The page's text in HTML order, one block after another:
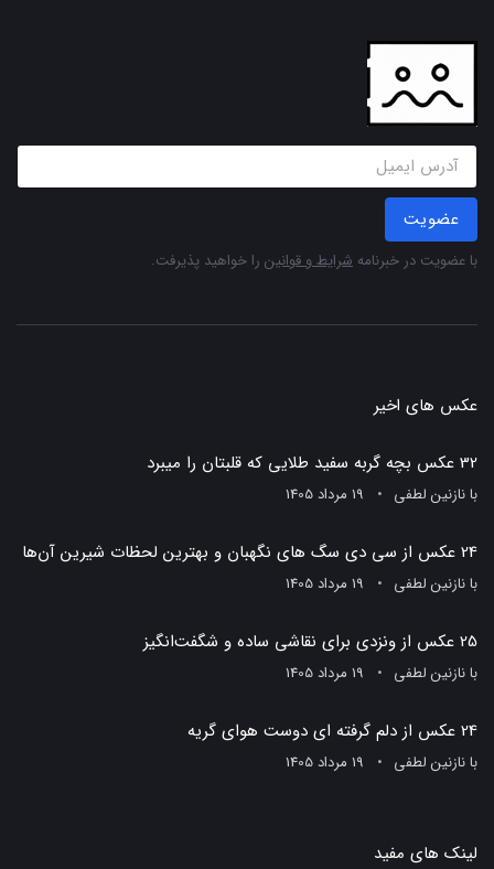
عضویت
با عضویت در خبرنامه شرایط و قوانین را خواهید پذیرفت.
عکس های اخیر
32 عکس بچه گربه سفید طلایی که قلبتان را میبرد
بانازنین لطفی 19 مرداد 1405
24 عکس از سی دی سگ های نگهبان و بهترین لحظات شیرین آن‌ها
بانازنین لطفی 19 مرداد 1405
25 عکس از ونزدی برای نقاشی ساده و شگفت‌انگیز
بانازنین لطفی 19 مرداد 1405
24 عکس از دلم گرفته ای دوست هوای گریه
بانازنین لطفی 19 مرداد 1405
لینک های مفید